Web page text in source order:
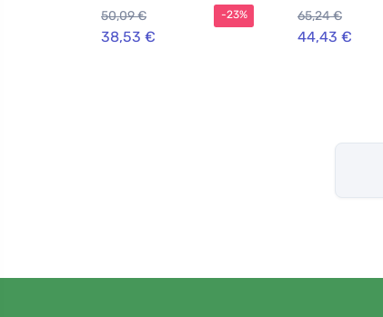
50,09 €
38,53 €
-23% 65,24 €
44,43 €